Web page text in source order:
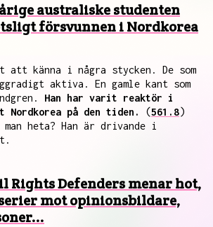
årige australiske studenten
försvunnen i Nordkorea
känna i några stycken. De som
aktiva. En gamle kant som
Han har varit reaktör i
på den tiden.
(561.8)
heta? Han är drivande i
Rights Defenders menar hot,
mot opinionsbildare,